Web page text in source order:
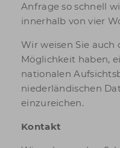
Anfrage so schnell
innerhalb von vier
Wir weisen Sie auch
Möglichkeit haben,
nationalen
niederländischen
einzureichen.
Kontakt